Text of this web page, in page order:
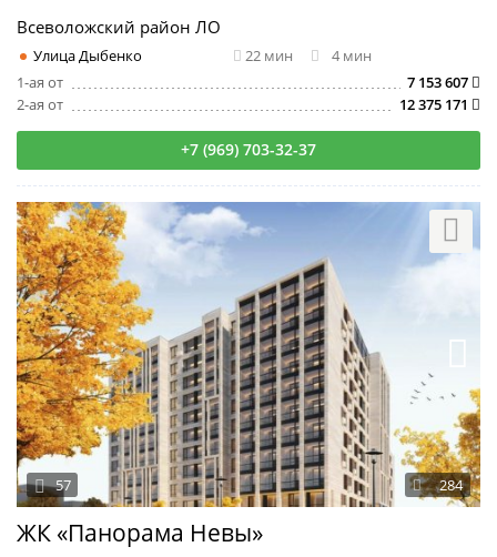
Всеволожский район ЛО
Улица Дыбенко 22 мин
4 мин
1-ая от
7 153 607
2-ая от
12 375 171
+7 (969) 703-32-37
ЖК «Панорама Невы»
284
57